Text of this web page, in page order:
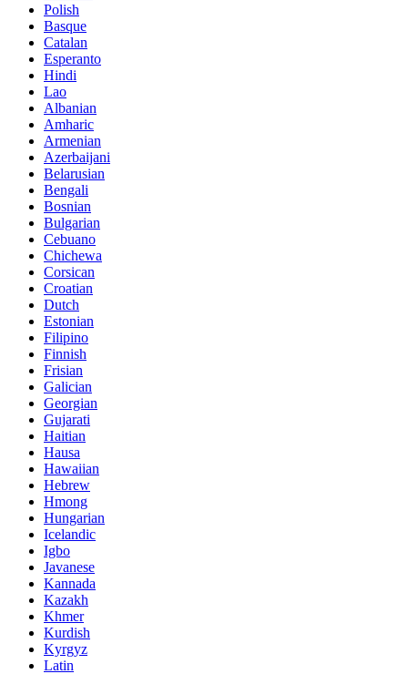
Polish
Basque
Catalan
Esperanto
Hindi
Lao
Albanian
Amharic
Armenian
Azerbaijani
Belarusian
Bengali
Bosnian
Bulgarian
Cebuano
Chichewa
Corsican
Croatian
Dutch
Estonian
Filipino
Finnish
Frisian
Galician
Georgian
Gujarati
Haitian
Hausa
Hawaiian
Hebrew
Hmong
Hungarian
Icelandic
Igbo
Javanese
Kannada
Kazakh
Khmer
Kurdish
Kyrgyz
Latin